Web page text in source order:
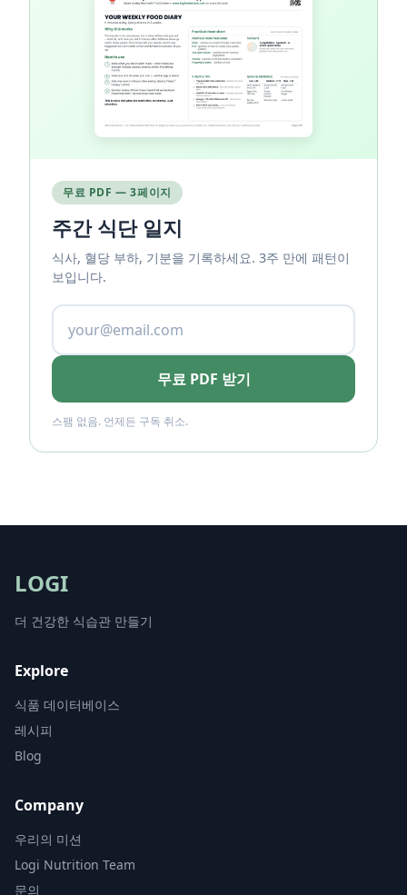
무료 PDF — 3페이지
주간 식단 일지
식사, 혈당 부하, 기분을 기록하세요. 3주 만에 패턴이
보입니다.
무료 PDF 받기
스팸 없음. 언제든 구독 취소.
LOGI
더 건강한 식습관 만들기
Explore
식품 데이터베이스
레시피
Blog
Company
우리의 미션
Logi Nutrition Team
문의